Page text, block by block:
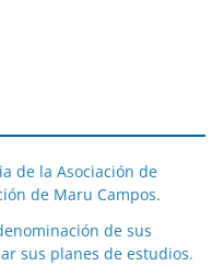
de la Asociación de
de Maru Campos.
de sus
sus planes de estudios.